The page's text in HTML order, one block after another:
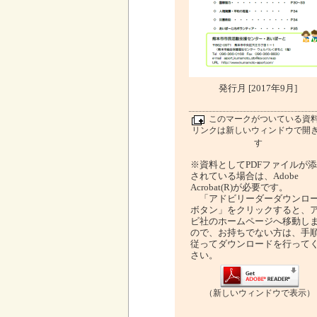
発行月 [2017年9月]
このマークがついている資
リンクは新しいウィンドウで開
す
※資料としてPDFファイルが
されている場合は、Adobe
Acrobat(R)が必要です。
「アドビリーダーダウンロ
ボタン」をクリックすると、
ビ社のホームページへ移動し
ので、お持ちでない方は、手
従ってダウンロードを行って
さい。
（新しいウィンドウで表示）